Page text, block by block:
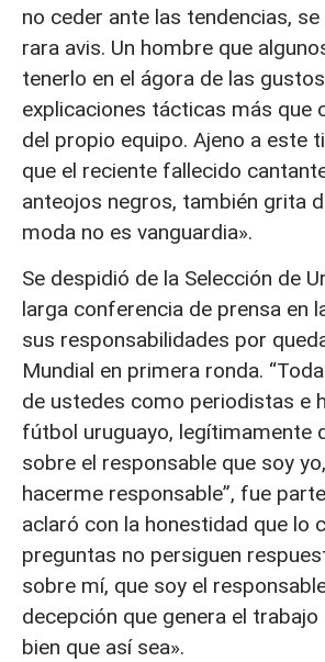
no ceder ante las tendencias,
rara avis. Un hombre que
tenerlo en el ágora de las
explicaciones tácticas más que
del propio equipo. Ajeno a este
que el reciente fallecido
anteojos negros, también grita
moda no es vanguardia».
Se despidió de la Selección de
larga conferencia de prensa en
sus responsabilidades por
Mundial en primera ronda.
de ustedes como periodistas e
fútbol uruguayo, legítimamente
sobre el responsable que soy
hacerme responsable”, fue
aclaró con la honestidad que lo
preguntas no persiguen
sobre mí, que soy el
decepción que genera el trabajo
bien que así sea».